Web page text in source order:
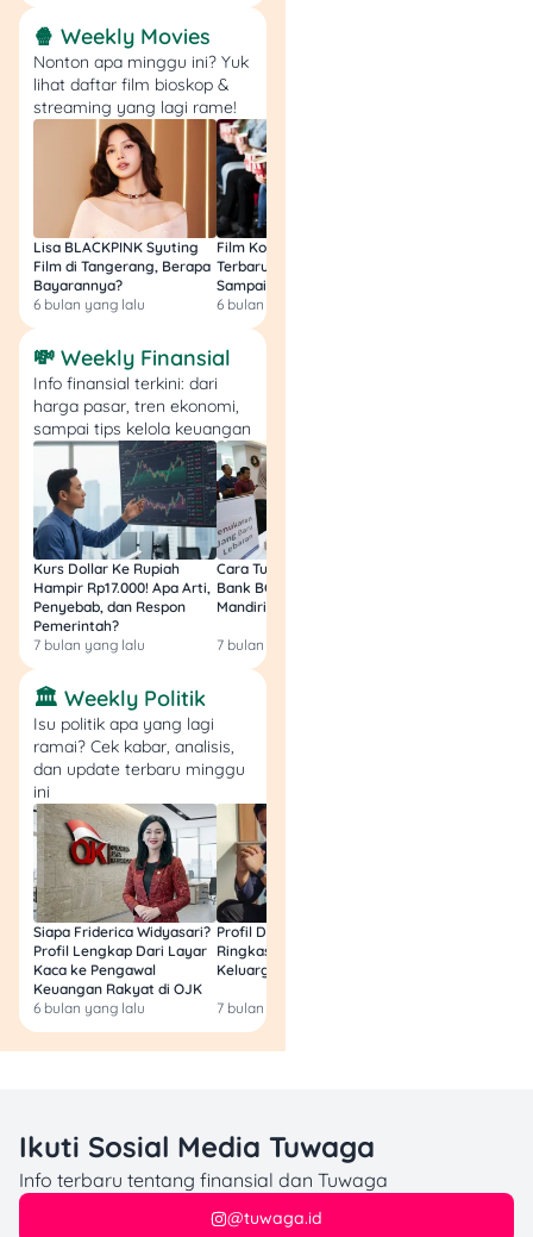
🍿 Weekly Movies
Nonton apa minggu ini? Yuk
lihat daftar film bioskop &
streaming yang lagi rame!
Lisa BLACKPINK Syuting
Film di Tangerang, Berapa
Bayarannya?
6 bulan yang lalu
Film Komedi Indonesia
Terbaru 2026, Siap Ngakak
Sampai Sakit Perut!
6 bulan yang lalu
💸 Weekly Finansial
Info finansial terkini: dari
harga pasar, tren ekonomi,
sampai tips kelola keuangan
Kurs Dollar Ke Rupiah
Hampir Rp17.000! Apa Arti,
Penyebab, dan Respon
Pemerintah?
7 bulan yang lalu
Cara Tukar Uang Baru di
Bank BCA (Umum, BNI,
Mandiri, BRI, dan BSI) 2026!
7 bulan yang lalu
🏛️ Weekly Politik
Isu politik apa yang lagi
ramai? Cek kabar, analisis,
dan update terbaru minggu
ini
Siapa Friderica Widyasari?
Profil Lengkap Dari Layar
Kaca ke Pengawal
Keuangan Rakyat di OJK
6 bulan yang lalu
Profil Darma Mangkuluhur:
Ringkas Latar Belakang
Keluarga dan Bisnisnya
7 bulan yang lalu
Ikuti Sosial Media Tuwaga
Info terbaru tentang finansial dan Tuwaga
@tuwaga.id